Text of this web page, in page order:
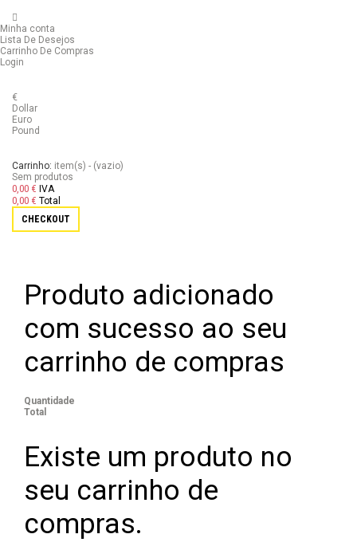
Minha conta
Lista De Desejos
Carrinho De Compras
Login
€
Dollar
Euro
Pound
Carrinho: item(s) - (vazio)
Sem produtos
0,00 € IVA
0,00 € Total
CHECKOUT
Produto adicionado
com sucesso ao seu
carrinho de compras
Quantidade
Total
Existe um produto no
seu carrinho de
compras.